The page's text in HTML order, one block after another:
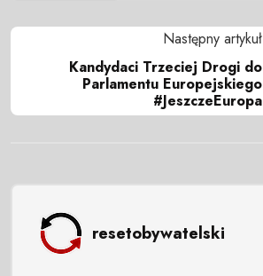
Następny artykuł
Kandydaci Trzeciej Drogi do
Parlamentu Europejskiego
#JeszczeEuropa
resetobywatelski